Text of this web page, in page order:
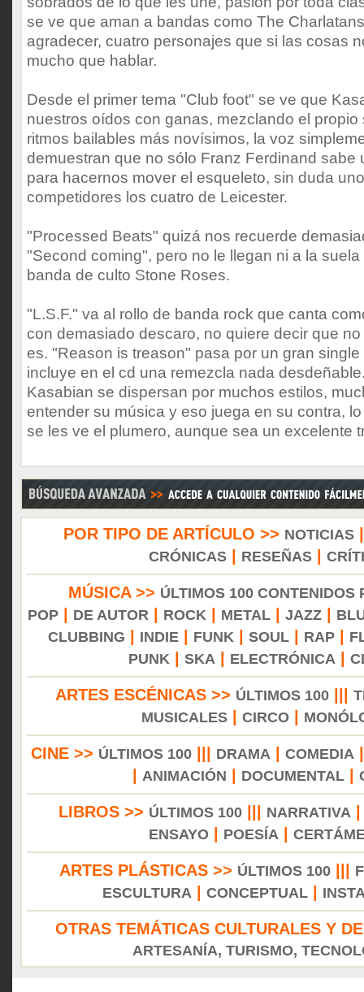
se ve que aman a bandas como The
agradecer, cuatro personajes que si las cosas
mucho que hablar.
Desde el primer tema "Club foot" se ve que
nuestros oídos con ganas, mezclando el
ritmos bailables más novísimos, la voz
demuestran que no sólo Franz Ferdinand sabe
para hacernos mover el esqueleto, sin duda
competidores los cuatro de Leicester.
"Processed Beats" quizá nos recuerde
"Second coming", pero no le llegan ni a la
banda de culto Stone Roses.
"L.S.F." va al rollo de banda rock que canta
con demasiado descaro, no quiere decir que
es. "Reason is treason" pasa por un gran
incluye en el cd una remezcla nada
Kasabian se dispersan por muchos estilos,
entender su música y eso juega en su contra,
se les ve el plumero, aunque sea un excelente
POR TIPO DE ARTÍCULO >> NOTICIAS
CRÓNICAS| RESEÑAS|
MÚSICA >> ÚLTIMOS 100 CONTENIDOS
POP| DE AUTOR ROCK METAL| JAZZ|
CLUBBING
INDIE| FUNK SOUL| RAP|
PUNK
SKA ELECTRÓNICA
ARTES ESCÉNICAS >> ÚLTIMOS 100
MUSICALES
CIRCO
CINE >> ÚLTIMOS 100||| DRAMA COMEDIA
ANIMACIÓN DOCUMENTAL|
LIBROS >> ÚLTIMOS 100 NARRATIVA
ENSAYO| POESÍA
ARTES PLÁSTICAS >> ÚLTIMOS 100|||
ESCULTURA
CONCEPTUAL
OTRAS TEMÁTICAS CULTURALES Y
ARTESANÍA, TURISMO,